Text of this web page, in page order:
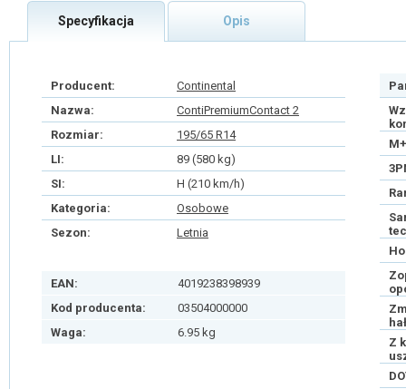
Specyfikacja Opis
Producent:
Continental
Nazwa:
ContiPremiumContact 2
Rozmiar:
195/65 R14
LI:
89 (580 kg)
SI:
H (210 km/h)
Kategoria:
Osobowe
Sezon:
Letnia
EAN:
4019238398939
Kod producenta:
03504000000
Waga:
6.95 kg
Z